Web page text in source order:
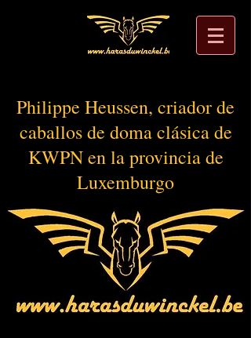
Philippe Heussen, criador de
caballos de doma clásica de
KWPN en la provincia de
Luxemburgo